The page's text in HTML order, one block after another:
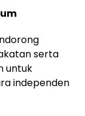
serta
untuk
independen